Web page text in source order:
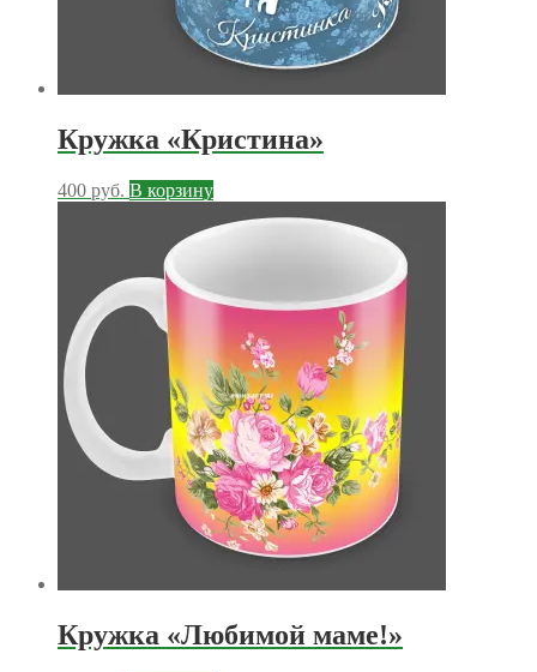
Кружка «Кристина»
400 руб. В корзину
Кружка «Любимой маме!»